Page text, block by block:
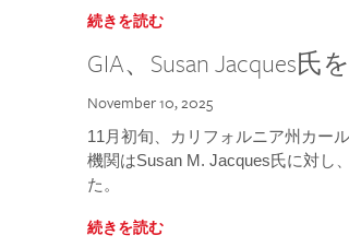
続きを読む
GIA、Susan Jacques氏
November 10, 2025
11月初旬、カリフォルニア州カー
機関はSusan M. Jacques氏に対し
た。
続きを読む